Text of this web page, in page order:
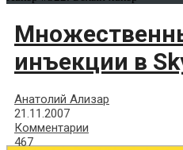
инъекции в
Анатолий Ализар
21.11.2007
Комментарии
467